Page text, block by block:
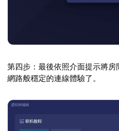
第四步：最後依照介面提示將
網路般穩定的連線體驗了。